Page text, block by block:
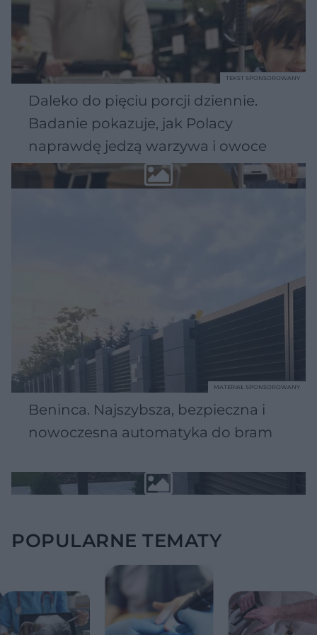
Daleko do pięciu porcji dziennie.
Badanie pokazuje, jak Polacy
naprawdę jedzą warzywa i owoce
TEKST SPONSOROWANY
Beninca. Najszybsza, bezpieczna i
nowoczesna automatyka do bram
MATERIAŁ SPONSOROWANY
POPULARNE TEMATY